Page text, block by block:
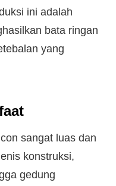
ini adalah
bata ringan
yang
sangat luas dan
konstruksi,
gedung